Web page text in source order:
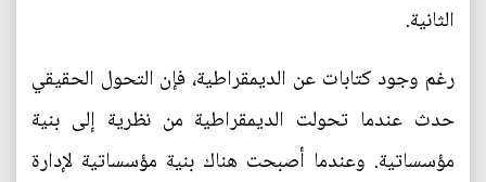
الثانية.
رغم وجود كتابات عن الديمقراطية، فإن التحول الحقيقي
حدث عندما تحولت الديمقراطية من نظرية إلى بنية
مؤسساتية. وعندما أصبحت هناك بنية مؤسساتية لإدارة